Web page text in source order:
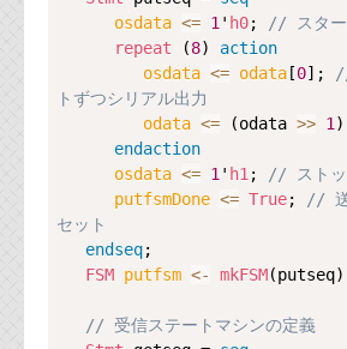
osdata <= 1 ' h0;
// スター
repeat (8) action
osdata <= odata [0];
トずつシリアル出力
odata <= (odata >> 1
endaction
osdata <= 1 ' h1 ;
// ストッ
putfsmDone <= True;
// 送
セット
endseq;
FSM putfsm <- mkFSM
// 受信ステートマシンの定義